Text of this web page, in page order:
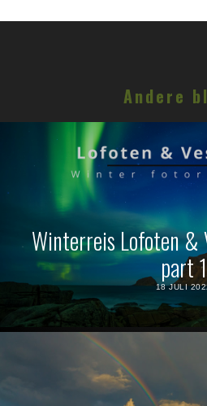
Andere
Winterreis Lofoten
part 1
18 JULI